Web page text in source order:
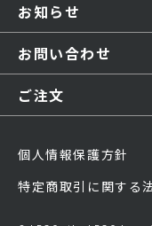
お知らせ
お問い合わせ
ご注文
個人情報保護方針
特定商取引に関する